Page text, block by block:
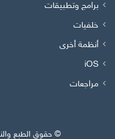
برامج وتطبيقات
خلفيات
أنظمة أخرى
iOS
مراجعات
© حقوق الطبع والنشر 2026, جميع الحقوق